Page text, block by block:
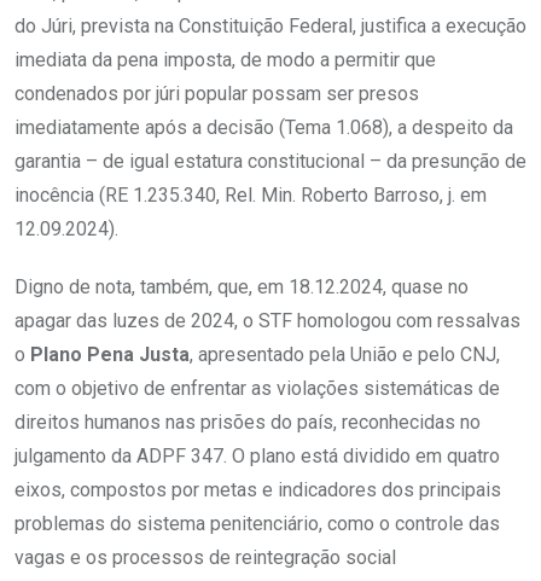
do Júri, prevista na Constituição Federal, justifica a execução
imediata da pena imposta, de modo a permitir que
condenados por júri popular possam ser presos
imediatamente após a decisão (Tema 1.068), a despeito da
garantia – de igual estatura constitucional – da presunção de
inocência (RE 1.235.340, Rel. Min. Roberto Barroso, j. em
12.09.2024).
Digno de nota, também, que, em 18.12.2024, quase no
apagar das luzes de 2024, o STF homologou com ressalvas
o Plano Pena Justa, apresentado pela União e pelo CNJ,
com o objetivo de enfrentar as violações sistemáticas de
direitos humanos nas prisões do país, reconhecidas no
julgamento da ADPF 347. O plano está dividido em quatro
eixos, compostos por metas e indicadores dos principais
problemas do sistema penitenciário, como o controle das
vagas e os processos de reintegração social